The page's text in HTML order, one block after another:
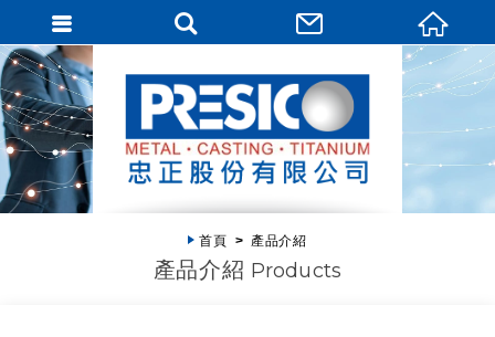
首頁 產品介紹
產品介紹 Products